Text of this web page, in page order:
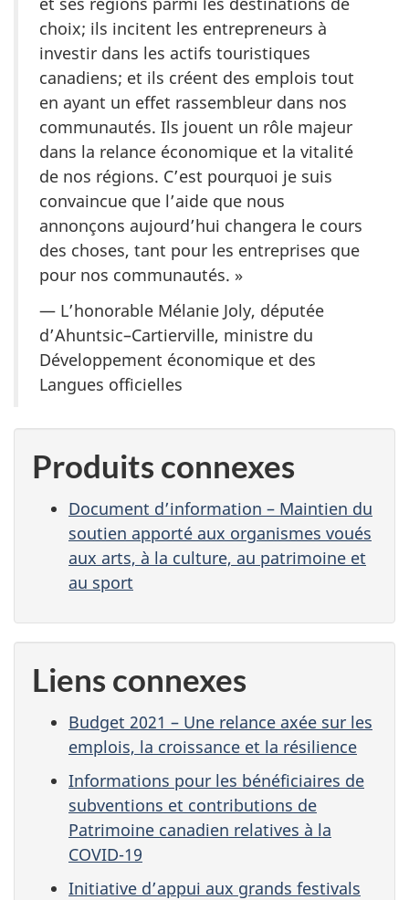
choix; ils incitent les entrepreneurs à
investir dans les actifs touristiques
canadiens; et ils créent des emplois tout
en ayant un effet rassembleur dans nos
communautés. Ils jouent un rôle majeur
dans la relance économique et la vitalité
de nos régions. C’est pourquoi je suis
convaincue que l’aide que nous
annonçons aujourd’hui changera le cours
des choses, tant pour les entreprises que
pour nos communautés. »
— L’honorable Mélanie Joly, députée
d’Ahuntsic–Cartierville, ministre du
Développement économique et des
Langues officielles
Produits connexes
Document d’information – Maintien du
soutien apporté aux organismes voués
aux arts, à la culture, au patrimoine et
au sport
Liens connexes
Budget 2021 – Une relance axée sur les
emplois, la croissance et la résilience
Informations pour les bénéficiaires de
subventions et contributions de
Patrimoine canadien relatives à la
COVID-19
Initiative d’appui aux grands festivals